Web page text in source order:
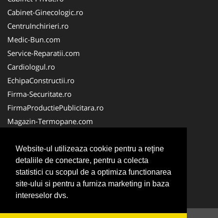
Website-ul utilizeaza cookie pentru a reţine
detaliile de conectare, pentru a colecta
statistici cu scopul de a optimiza functionarea
site-ului si pentru a furniza marketing in baza
intereselor dvs.
Cabinet-Ginecologic.ro
CentruInchirieri.ro
Medic-Bun.com
Service-Reparatii.com
Cardiologul.ro
EchipaConstructii.ro
Firma-Securitate.ro
FirmaProductiePublicitara.ro
Magazin-Termopane.com
CramaVinuri.ro
FirmaTractariAuto.ro
InstalatiiSolare.com
Pescaresc.ro